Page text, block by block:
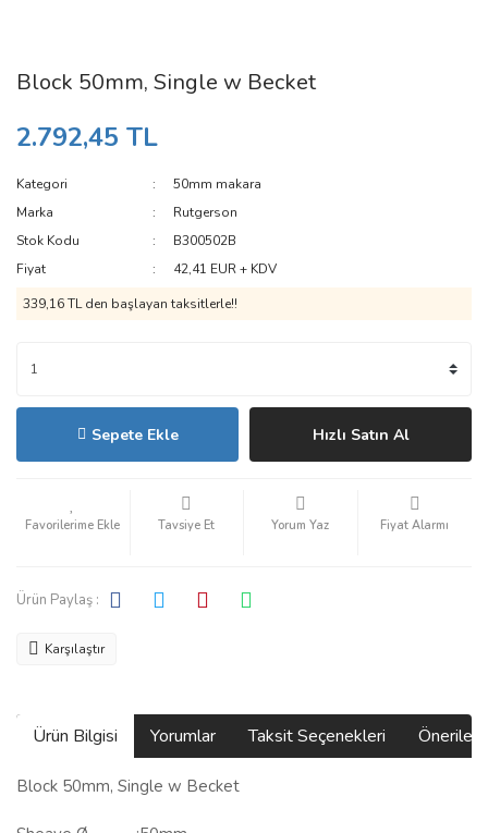
Block 50mm, Single w Becket
2.792,45 TL
Kategori
50mm makara
Marka
Rutgerson
Stok Kodu
B300502B
Fiyat
42,41 EUR + KDV
339,16 TL den başlayan taksitlerle!!
Sepete Ekle Hızlı Satın Al
Tavsiye Et Yorum Yaz Fiyat Alarmı
Ürün Paylaş :
Karşılaştır
Ürün Bilgisi Yorumlar Taksit Seçenekleri
Block 50mm, Single w Becket